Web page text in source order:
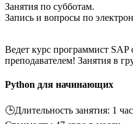
Занятия по субботам.
Запись и вопросы по
Ведет курс программист
преподавателем! Занятия в
Python для начинающих
🕒Длительность занятия: 1 час